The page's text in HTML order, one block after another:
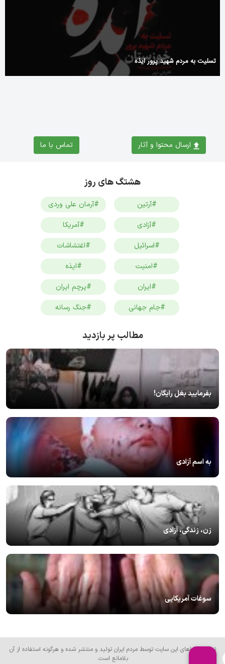
تسلیت به مردم شهید پرور ایذه
ارسال محتوا و آثار تماس با ما
هشتگ های روز
#آرتین
#آرمان علی وردی
#آزادی
#آمریکا
#اسرائیل
#اغتشاشات
#امنیت
#ایذه
#ایران
#پرچم ایران
#جام جهانی
#جنگ رسانه
مطالب پر بازدید
بفرمایید بغل رایگان!
به اسم آزادی
زن، زندگی، آزادی
سوغات آمریکایی
تمام محتواهای این سایت توسط مردم ایران تولید و منتشر شده و هرگونه استفاده از آن
بلامانع است.